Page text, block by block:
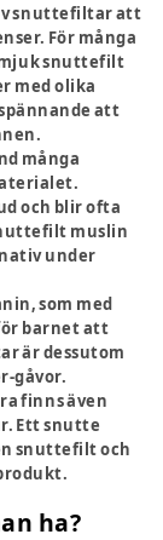
snuttefiltar att
För många
mjuk snuttefilt
med olika
att
många
och blir ofta
muslin
under
som med
barnet att
är dessutom
gåvor.
finns även
Ett snutte
snuttefilt och
ha?